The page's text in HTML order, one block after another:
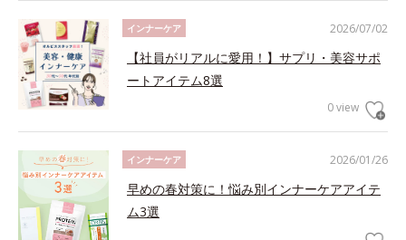
2026/07/02
インナーケア
【社員がリアルに愛用！】サプリ・美容サポ
ートアイテム8選
0 view
2026/01/26
インナーケア
早めの春対策に！悩み別インナーケアアイテ
ム3選